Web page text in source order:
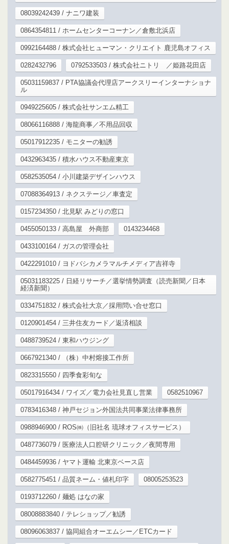
08039242439 / ナニワ建装
0864354811 / ホームセンターコーナン／倉敷北浜店
0992164488 / 株式会社ヒューマン・クリエイト 鹿児島オフィス
0282432796 0792533503 / 株式会社ニトリ ／姫路花田店
05031159837 / PTA協議会代理店アークスリーインターナショナ
ル
0949225605 / 株式会社サンエム精工
08066116888 / 海龍商事／不用品回収
05017912235 / モニターの勧誘
0432963435 / 積水ハウス不動産東京
0582535054 / 小川建築デザインハウス
07088364913 / ネクステージ／車査定
0157234350 / 北見駅 みどりの窓口
0455050133 / 高島屋 外商部 0143234468
0433100164 / ガスの管理会社
0422291010 / ヨドバシカメラマルチメディア吉祥寺
05031183225 / 日経リサーチ／選挙情勢調査（読売新聞／日本
経済新聞）
0334751832 / 株式会社大京／採用問い合せ窓口
0120901454 / 三井住友カード／返済相談
0488739524 / 東和ハウジング
0667921340 / （株）中村熔接工作所
0823315550 / 四季食彩旬な
05017916434 / ワイズ／電力会社見直し営業 0582510967
0783416348 / 神戸セジョン外国法共同事業法律事務所
0988946900 / ROS㈱（旧社名 琉球オフィスサービス）
0487736079 / 医療法人口腔研クリニック／夜間専用
0484459936 / ヤマト運輸 北東京ベース店
0582775451 / 品質ネーム・値札印字 08005253523
0193712260 / 麺処 はなの家
08008883840 / テレショップ／勧誘
08096063837 / 協同組合オーエムシー／ETCカード